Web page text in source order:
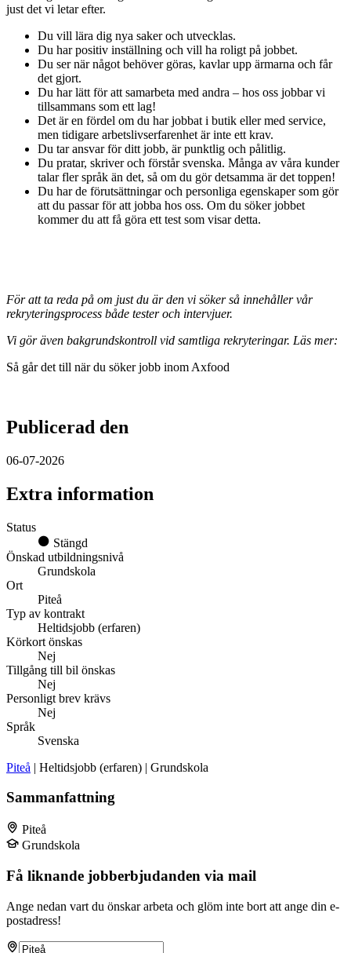
just det vi letar efter.
Du vill lära dig nya saker och utvecklas.
Du har positiv inställning och vill ha roligt på jobbet.
Du ser när något behöver göras, kavlar upp ärmarna och får
det gjort.
Du har lätt för att samarbeta med andra – hos oss jobbar vi
tillsammans som ett lag!
Det är en fördel om du har jobbat i butik eller med service,
men tidigare arbetslivserfarenhet är inte ett krav.
Du tar ansvar för ditt jobb, är punktlig och pålitlig.
Du pratar, skriver och förstår svenska. Många av våra kunder
talar fler språk än det, så om du gör detsamma är det toppen!
Du har de förutsättningar och personliga egenskaper som gör
att du passar för att jobba hos oss. Om du söker jobbet
kommer du att få göra ett test som visar detta.
För att ta reda på om just du är den vi söker så innehåller vår
rekryteringsprocess både tester och intervjuer.
Vi gör även bakgrundskontroll vid samtliga rekryteringar. Läs mer:
Så går det till när du söker jobb inom Axfood
Publicerad den
06-07-2026
Extra information
Status
Stängd
Önskad utbildningsnivå
Grundskola
Ort
Piteå
Typ av kontrakt
Heltidsjobb (erfaren)
Körkort önskas
Nej
Tillgång till bil önskas
Nej
Personligt brev krävs
Nej
Språk
Svenska
Piteå | Heltidsjobb (erfaren) | Grundskola
Sammanfattning
Piteå
Grundskola
Få liknande jobberbjudanden via mail
Ange nedan vart du önskar arbeta och glöm inte bort att ange din e-
postadress!